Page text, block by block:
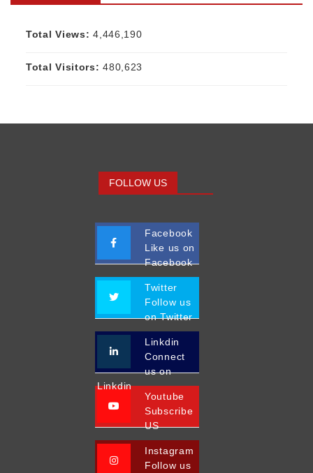
Total Views:4,446,190
Total Visitors:480,623
FOLLOW US
Facebook
Like us on
Facebook
Twitter
Follow us
on Twitter
Linkdin
Connect
us on
Linkdin
Youtube
Subscribe
US
Instagram
Follow us